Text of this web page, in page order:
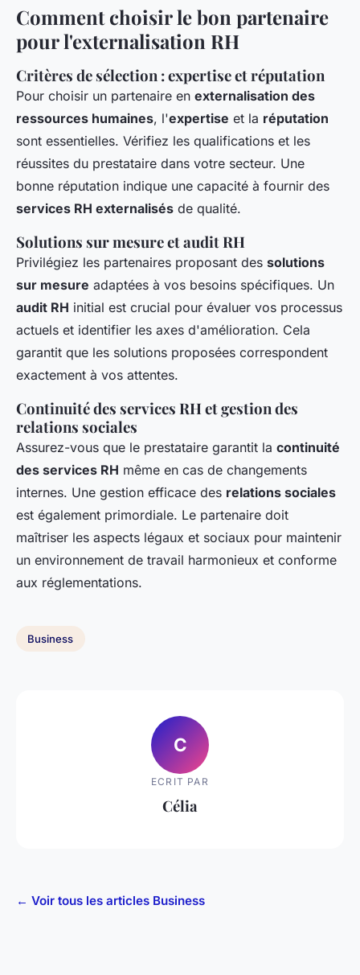
Comment choisir le bon partenaire
pour l'externalisation RH
Critères de sélection : expertise et réputation
Pour choisir un partenaire en externalisation des
ressources humaines, l'expertise et la réputation
sont essentielles. Vérifiez les qualifications et les
réussites du prestataire dans votre secteur. Une
bonne réputation indique une capacité à fournir des
services RH externalisés de qualité.
Solutions sur mesure et audit RH
Privilégiez les partenaires proposant des solutions
sur mesure adaptées à vos besoins spécifiques. Un
audit RH initial est crucial pour évaluer vos processus
actuels et identifier les axes d'amélioration. Cela
garantit que les solutions proposées correspondent
exactement à vos attentes.
Continuité des services RH et gestion des
relations sociales
Assurez-vous que le prestataire garantit la continuité
des services RH même en cas de changements
internes. Une gestion efficace des relations sociales
est également primordiale. Le partenaire doit
maîtriser les aspects légaux et sociaux pour maintenir
un environnement de travail harmonieux et conforme
aux réglementations.
Business
C
ECRIT PAR
Célia
← Voir tous les articles Business